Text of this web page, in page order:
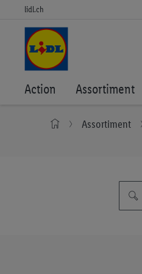
lidl.ch
Action Assortiment
Assortiment